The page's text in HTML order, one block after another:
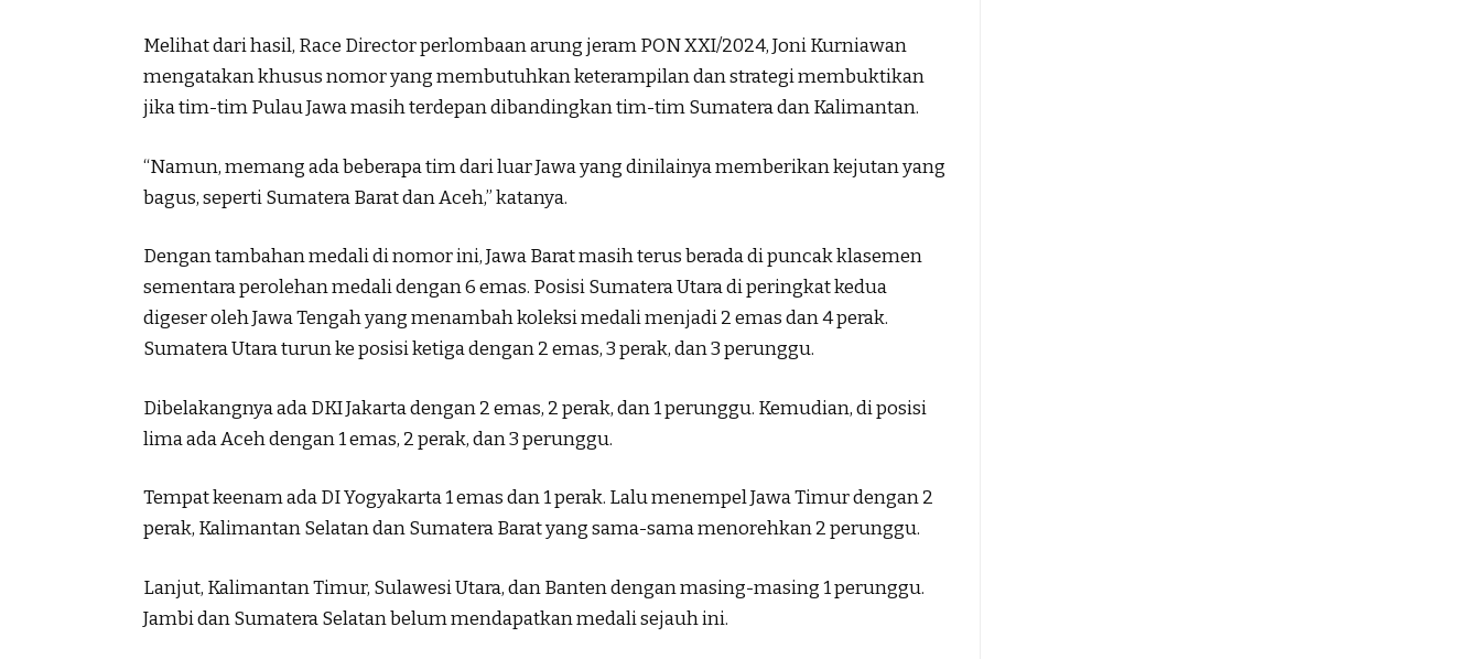
Melihat dari hasil, Race Director perlombaan arung jeram PON XXI/2024, Joni Kurniawan
mengatakan khusus nomor yang membutuhkan keterampilan dan strategi membuktikan
jika tim-tim Pulau Jawa masih terdepan dibandingkan tim-tim Sumatera dan Kalimantan.
“Namun, memang ada beberapa tim dari luar Jawa yang dinilainya memberikan kejutan yang
bagus, seperti Sumatera Barat dan Aceh,” katanya.
Dengan tambahan medali di nomor ini, Jawa Barat masih terus berada di puncak klasemen
sementara perolehan medali dengan 6 emas. Posisi Sumatera Utara di peringkat kedua
digeser oleh Jawa Tengah yang menambah koleksi medali menjadi 2 emas dan 4 perak.
Sumatera Utara turun ke posisi ketiga dengan 2 emas, 3 perak, dan 3 perunggu.
Dibelakangnya ada DKI Jakarta dengan 2 emas, 2 perak, dan 1 perunggu. Kemudian, di posisi
lima ada Aceh dengan 1 emas, 2 perak, dan 3 perunggu.
Tempat keenam ada DI Yogyakarta 1 emas dan 1 perak. Lalu menempel Jawa Timur dengan 2
perak, Kalimantan Selatan dan Sumatera Barat yang sama-sama menorehkan 2 perunggu.
Lanjut, Kalimantan Timur, Sulawesi Utara, dan Banten dengan masing-masing 1 perunggu.
Jambi dan Sumatera Selatan belum mendapatkan medali sejauh ini.